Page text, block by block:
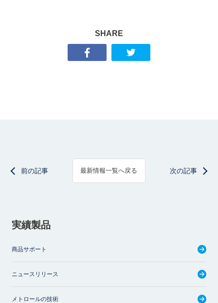
SHARE
前の記事 最新情報一覧へ戻る 次の記事
実績製品
商品サポート
ニュースリリース
メトロールの技術